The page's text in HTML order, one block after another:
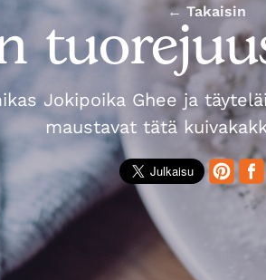
← Takaisin
Jokipoika Ghee ja
maustavat tätä